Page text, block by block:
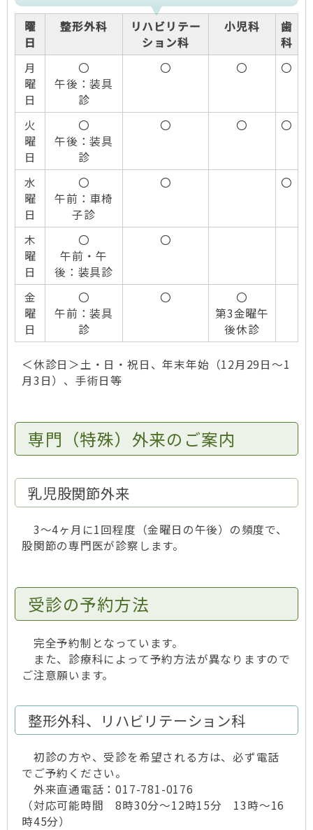
曜
日
整形外科
リハビリテー
ション科
小児科
歯
科
月
曜
日
〇
午後：装具
診
〇 〇 〇
火
曜
日
〇
午後：装具
診
〇 〇 〇
水
曜
日
〇
午前：車椅
子診
〇 〇
木
曜
日
〇
午前・午
後：装具診
〇
金
曜
日
〇
午前：装具
診
〇
〇
第3金曜午
後休診
＜休診日＞土・日・祝日、年末年始（12月29日～1
月3日）、手術日等
専門（特殊）外来のご案内
乳児股関節外来
3～4ヶ月に1回程度（金曜日の午後）の頻度で、
股関節の専門医が診察します。
受診の予約方法
完全予約制となっています。
また、診療科によって予約方法が異なりますので
ご注意願います。
整形外科、リハビリテーション科
初診の方や、受診を希望される方は、必ず電話
でご予約ください。
外来直通電話：017-781-0176
（対応可能時間 8時30分～12時15分 13時～16
時45分）